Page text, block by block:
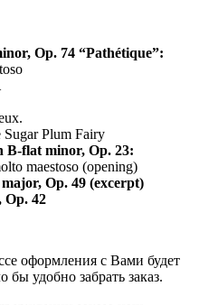
Op. 74 “Pathétique”:
Plum Fairy
B-flat minor, Op. 23:
maestoso (opening)
Op. 49 (excerpt)
Op. 42
оформления с Вами будет
бы удобно забрать заказ.